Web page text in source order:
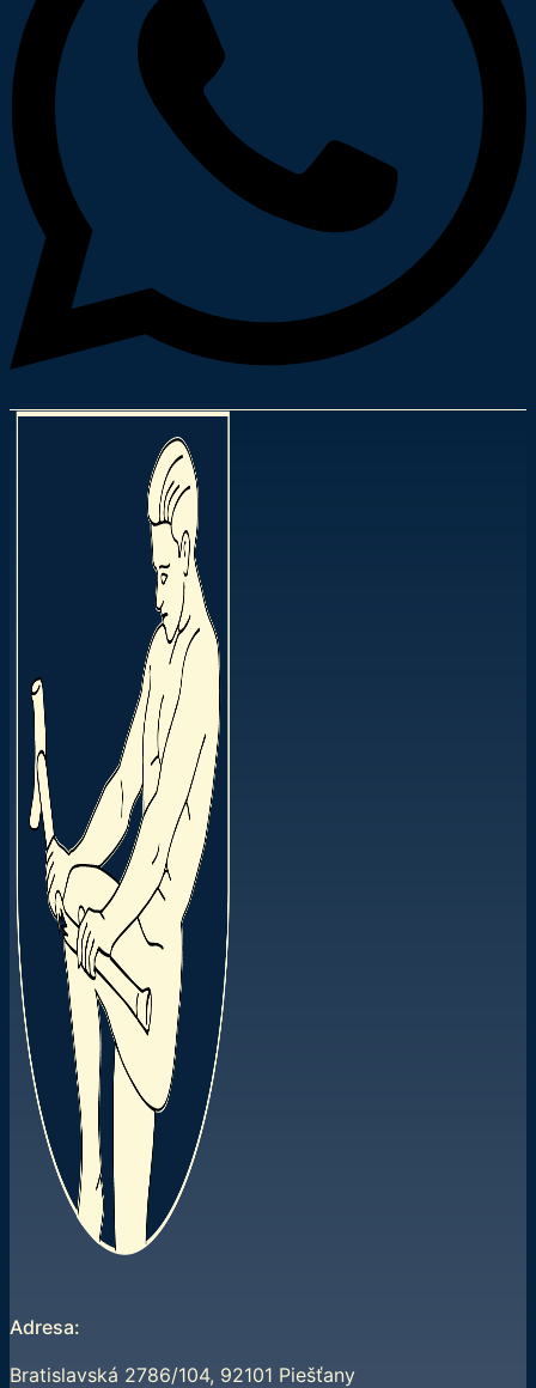
Adresa:
Bratislavská 2786/104, 92101 Piešťany